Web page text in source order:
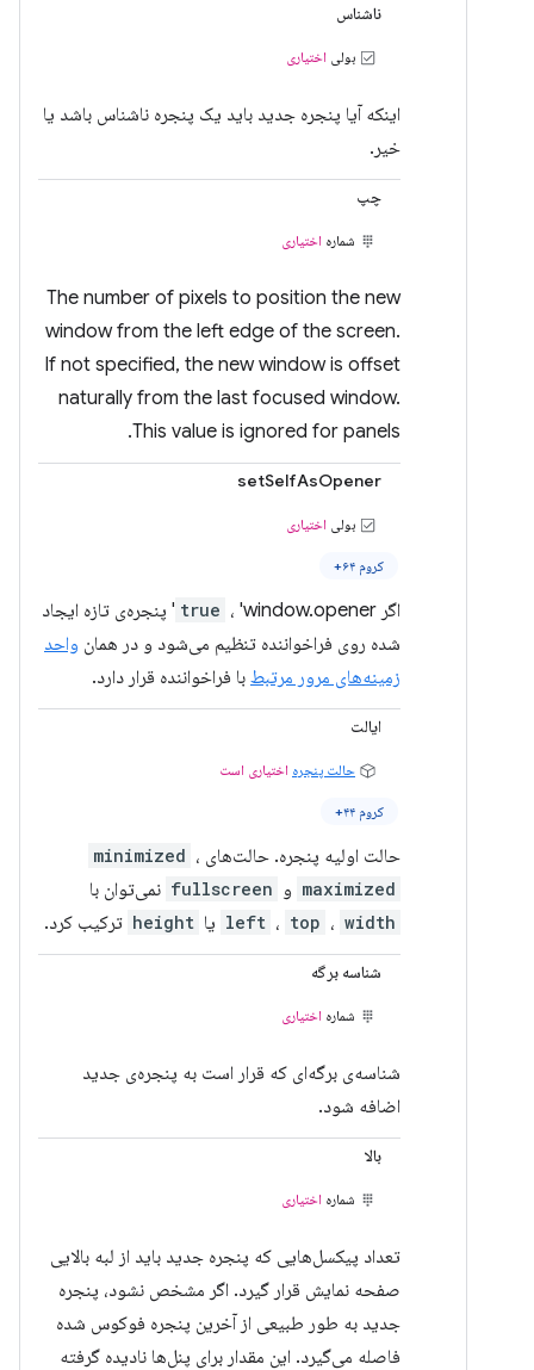
ناشناس
بولی اختیاری
اینکه آیا پنجره جدید باید یک پنجره ناشناس باشد یا
خیر.
چپ
شماره اختیاری
The number of pixels to position the new
window from the left edge of the screen.
If not specified, the new window is offset
naturally from the last focused window.
This value is ignored for panels.
setSelfAsOpener
بولی اختیاری
کروم ۶۴+
اگر true ، 'window.opener' پنجره‌ی تازه ایجاد
شده روی فراخواننده تنظیم می‌شود و در همان واحد
زمینه‌های مرور مرتبط با فراخواننده قرار دارد.
ایالت
حالت پنجره اختیاری است
کروم ۴۴+
حالت اولیه پنجره. حالت‌های minimized ،
maximized و fullscreen نمی‌توان با
left ، top ، width یا height ترکیب کرد.
شناسه برگه
شماره اختیاری
شناسه‌ی برگه‌ای که قرار است به پنجره‌ی جدید
اضافه شود.
بالا
شماره اختیاری
تعداد پیکسل‌هایی که پنجره جدید باید از لبه بالایی
صفحه نمایش قرار گیرد. اگر مشخص نشود، پنجره
جدید به طور طبیعی از آخرین پنجره فوکوس شده
فاصله می‌گیرد. این مقدار برای پنل‌ها نادیده گرفته